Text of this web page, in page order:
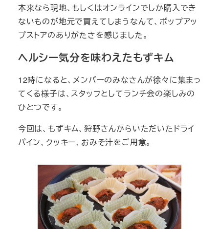
本来なら現地、もしくはオンラインでしか購入でき
ないものが地元で買えてしまうなんて、ポップアッ
プストアのありがたさを感じました。
ヘルシー気分を味わえたもずキム
12時になると、メンバーのみなさんが徐々に集まっ
てくる様子は、スタッフとしてランチ会の楽しみの
ひとつです。
今回は、もずキム、狩野さんからいただいたドライ
パイン、クッキー、おみそ汁をご用意。